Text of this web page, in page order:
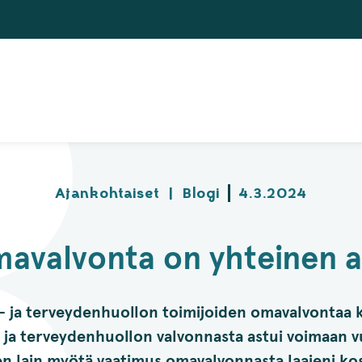
Ajankohtaiset | Blogi 4.3.2024
on yhteinen
ja terveydenhuollon toimijoiden omavalvontaa
terveydenhuollon valvonnasta astui voimaan